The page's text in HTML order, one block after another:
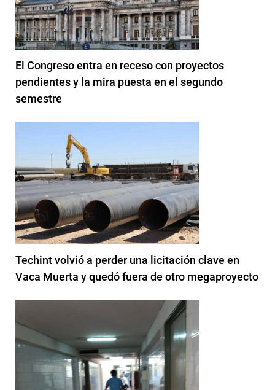
El Congreso entra en receso con proyectos
pendientes y la mira puesta en el segundo
semestre
Techint volvió a perder una licitación clave en
Vaca Muerta y quedó fuera de otro megaproyecto